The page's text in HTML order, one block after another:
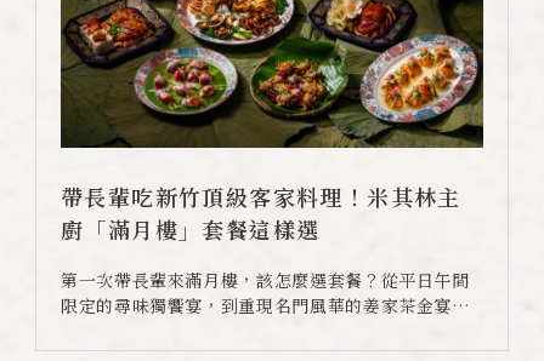
帶長輩吃新竹頂級客家料理！米其林主
廚「滿月樓」套餐這樣選
第一次帶長輩來滿月樓，該怎麼選套餐？從平日午間
限定的尋味獨饗宴，到重現名門風華的姜家茶金宴與
交大客家文化學院的學術研究，選用全台在地友善食